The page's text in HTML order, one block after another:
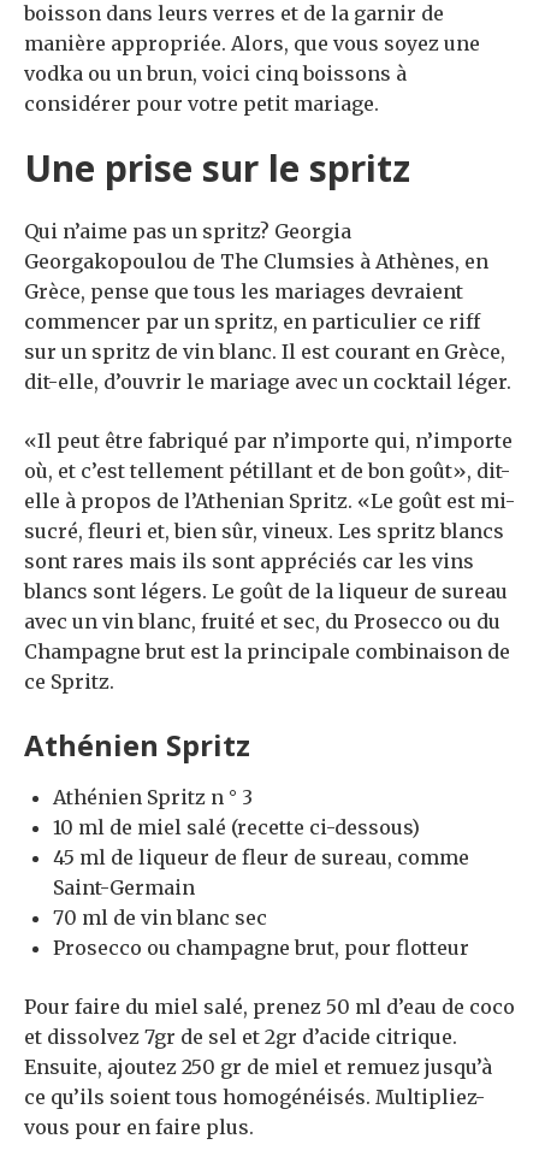
boisson dans leurs verres et de la garnir de
manière appropriée. Alors, que vous soyez une
vodka ou un brun, voici cinq boissons à
considérer pour votre petit mariage.
Une prise sur le spritz
Qui n’aime pas un spritz? Georgia
Georgakopoulou de The Clumsies à Athènes, en
Grèce, pense que tous les mariages devraient
commencer par un spritz, en particulier ce riff
sur un spritz de vin blanc. Il est courant en Grèce,
dit-elle, d’ouvrir le mariage avec un cocktail léger.
«Il peut être fabriqué par n’importe qui, n’importe
où, et c’est tellement pétillant et de bon goût», dit-
elle à propos de l’Athenian Spritz. «Le goût est mi-
sucré, fleuri et, bien sûr, vineux. Les spritz blancs
sont rares mais ils sont appréciés car les vins
blancs sont légers. Le goût de la liqueur de sureau
avec un vin blanc, fruité et sec, du Prosecco ou du
Champagne brut est la principale combinaison de
ce Spritz.
Athénien Spritz
Athénien Spritz n ° 3
10 ml de miel salé (recette ci-dessous)
45 ml de liqueur de fleur de sureau, comme
Saint-Germain
70 ml de vin blanc sec
Prosecco ou champagne brut, pour flotteur
Pour faire du miel salé, prenez 50 ml d’eau de coco
et dissolvez 7gr de sel et 2gr d’acide citrique.
Ensuite, ajoutez 250 gr de miel et remuez jusqu’à
ce qu’ils soient tous homogénéisés. Multipliez-
vous pour en faire plus.